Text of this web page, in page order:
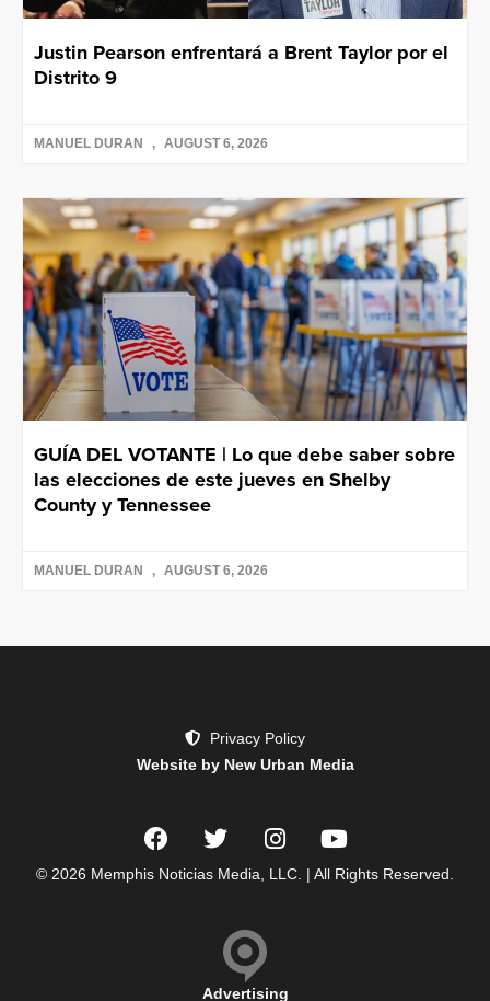
Justin Pearson enfrentará a Brent Taylor por el
Distrito 9
MANUEL DURAN AUGUST 6, 2026
GUÍA DEL VOTANTE | Lo que debe saber sobre
las elecciones de este jueves en Shelby
County y Tennessee
MANUEL DURAN AUGUST 6, 2026
Privacy Policy
Website by New Urban Media
© 2026 Memphis Noticias Media, LLC. | All Rights Reserved.
Advertising